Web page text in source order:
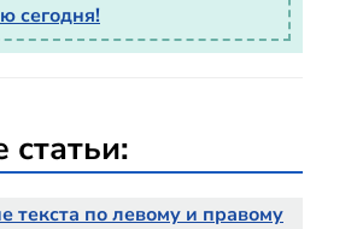
сегодня!
текста по левому и правому